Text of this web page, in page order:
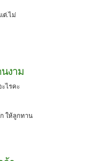
ต่.ไม่
งาม
ะไรคะ
ให้ลูกทาน